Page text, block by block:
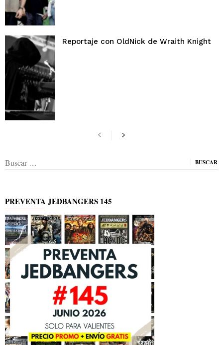
Reportaje con OldNick de Wraith Knight
Buscar:
PREVENTA JEDBANGERS 145